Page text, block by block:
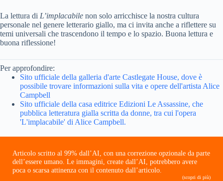
La lettura di L’implacabile non solo arricchisce la nostra cultura
personale nel genere letterario giallo, ma ci invita anche a riflettere su
temi universali che trascendono il tempo e lo spazio. Buona lettura e
buona riflessione!
Per approfondire:
Sito ufficiale della galleria d'arte Castlegate House, dove è
possibile trovare informazioni sulla vita e opere dell'artista Alice
Campbell
Sito ufficiale della casa editrice Edizioni Le Assassine, che
pubblica letteratura gialla scritta da donne, tra cui l'opera
'L'implacabile' di Alice Campbell.
Articolo scritto al 99% dall’AI, con una correzione opzionale da parte
dell’essere umano. Le immagini, create dall’AI, potrebbero avere
poca o scarsa attinenza con il contenuto dall’articolo.
(scopri di più)